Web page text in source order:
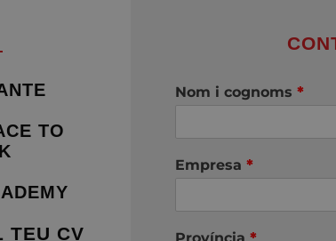
TO
TEU CV
Nom i cognoms *
Empresa *